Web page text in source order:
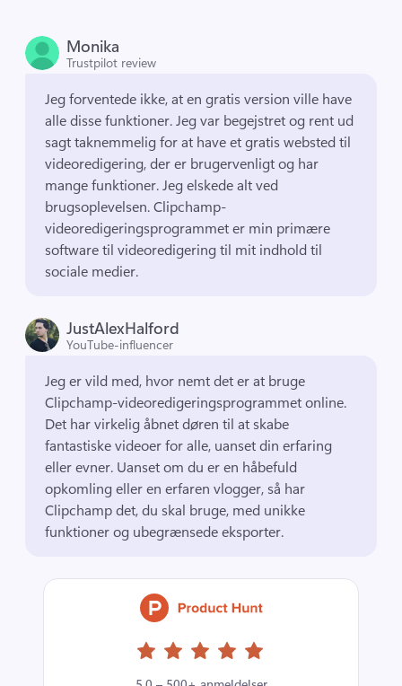
Monika
Trustpilot review
Jeg forventede ikke, at en gratis version ville have
alle disse funktioner. Jeg var begejstret og rent ud
sagt taknemmelig for at have et gratis websted til
videoredigering, der er brugervenligt og har
mange funktioner. Jeg elskede alt ved
brugsoplevelsen. Clipchamp-
videoredigeringsprogrammet er min primære
software til videoredigering til mit indhold til
sociale medier.
JustAlexHalford
YouTube-influencer
Jeg er vild med, hvor nemt det er at bruge
Det har virkelig åbnet døren til at skabe
fantastiske videoer for alle, uanset din erfaring
eller evner. Uanset om du er en håbefuld
opkomling eller en erfaren vlogger, så har
Clipchamp det, du skal bruge, med unikke
funktioner og ubegrænsede eksporter.